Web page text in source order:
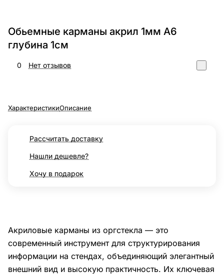
Обьемные карманы акрил 1мм А6
глубина 1см
0 Нет отзывов
ХарактеристикиОписание
Рассчитать доставку
Нашли дешевле?
Хочу в подарок
Акриловые карманы из оргстекла — это
современный инструмент для структурирования
информации на стендах, объединяющий элегантный
внешний вид и высокую практичность. Их ключевая